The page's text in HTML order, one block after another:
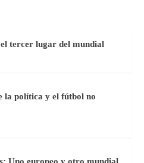
tercer lugar del mundial
la política y el fútbol no